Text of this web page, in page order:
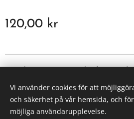
120,00 kr
https://www.facebook.com/
https://www.instagram.com/
Cookies
Vi använder cookies för att
och säkerhet på vår hemsida, och
möjliga användarupplevelse.